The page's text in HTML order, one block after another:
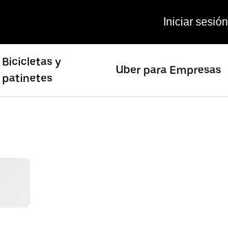
Iniciar sesión
Bicicletas y
patinetes
Uber para Empresas